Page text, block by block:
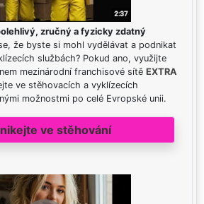
zručný a fyzicky zdatný
že byste si mohl vydělávat a podnikat
službách? Pokud ano, využijte
mezinárodní franchisové sítě EXTRA
ve stěhovacích a vyklízecích
možnostmi po celé Evropské unii.
ve stěhování